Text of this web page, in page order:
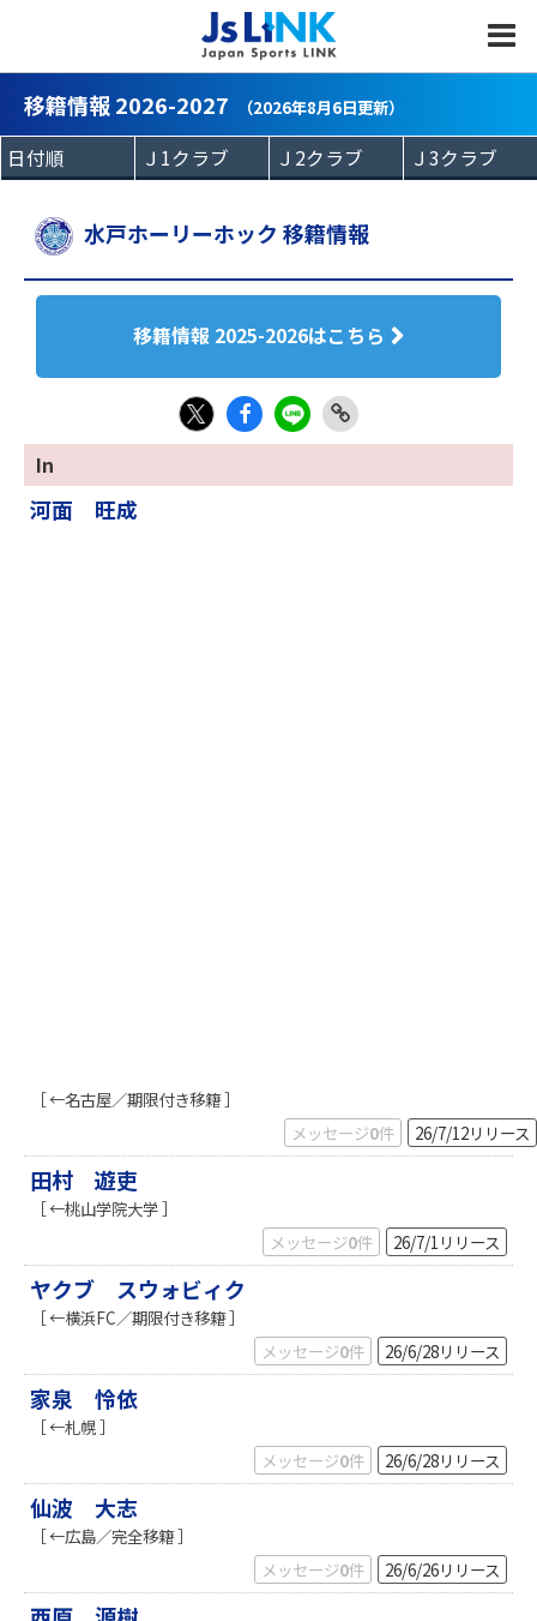
移籍情報 2026-2027 （2026年8月6日更新）
水戸ホーリーホック 移籍情報
移籍情報 2025-2026はこちら
X
Fac
eb
LIN
E
Link
Copy
In
河面 旺成
［ ←名古屋／期限付き移籍 ］
メッセージ0件 26/7/12リリース
田村 遊吏
［ ←桃山学院大学 ］
メッセージ0件 26/7/1 リリース
ヤクブ スウォビィク
［ ←横浜FC／期限付き移籍 ］
メッセージ0件 26/6/28リリース
家泉 怜依
［ ←札幌 ］
メッセージ0件 26/6/28リリース
仙波 大志
［ ←広島／完全移籍 ］
メッセージ0件 26/6/26リリース